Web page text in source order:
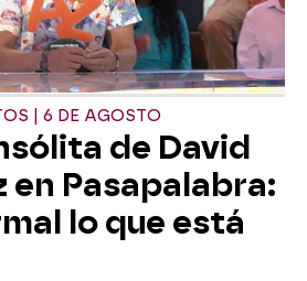
| 6 DE AGOSTO
de David
en Pasapalabra:
lo que está